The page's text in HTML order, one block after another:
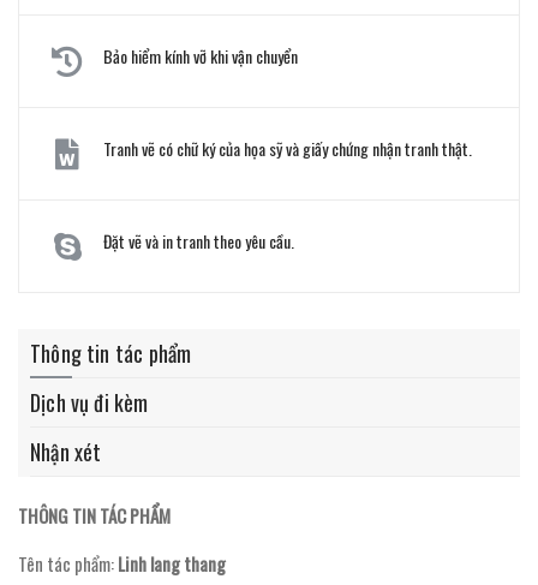
Bảo hiểm kính vỡ khi vận chuyển
Tranh vẽ có chữ ký của họa sỹ và giấy chứng nhận tranh thật.
Đặt vẽ và in tranh theo yêu cầu.
Thông tin tác phẩm
Dịch vụ đi kèm
Nhận xét
THÔNG TIN TÁC PHẨM
Tên tác phẩm:Linh lang thang